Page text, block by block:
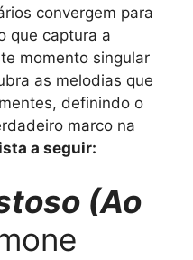
convergem para
que captura a
momento singular
as melodias que
definindo o
marco na
a seguir:
(Ao